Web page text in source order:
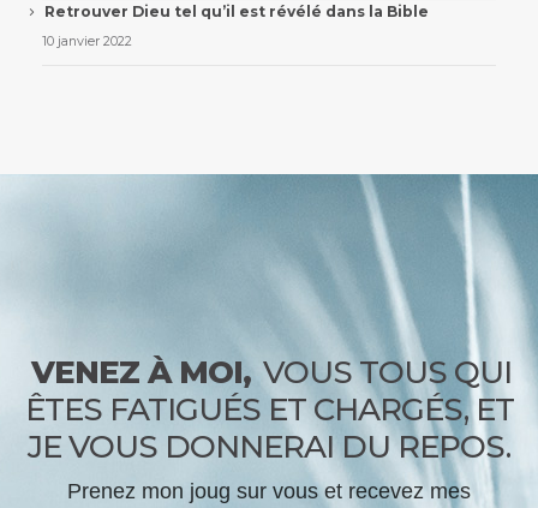
Retrouver Dieu tel qu’il est révélé dans la Bible
10 janvier 2022
VENEZ À MOI, VOUS TOUS QUI
ÊTES FATIGUÉS ET CHARGÉS, ET
JE VOUS DONNERAI DU REPOS.
Prenez mon joug sur vous et recevez mes